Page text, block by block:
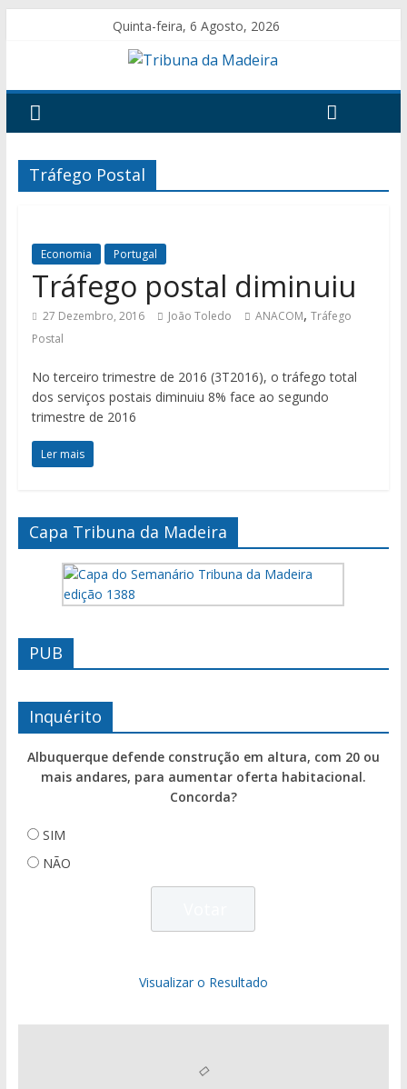
Quinta-feira, 6 Agosto, 2026
Tráfego Postal
Economia Portugal
Tráfego postal diminuiu
27 Dezembro, 2016 João Toledo ANACOM, Tráfego
Postal
No terceiro trimestre de 2016 (3T2016), o tráfego total
dos serviços postais diminuiu 8% face ao segundo
trimestre de 2016
Ler mais
Capa Tribuna da Madeira
PUB
Inquérito
Albuquerque defende construção em altura, com 20 ou
mais andares, para aumentar oferta habitacional.
Concorda?
SIM
NÃO
Visualizar o Resultado